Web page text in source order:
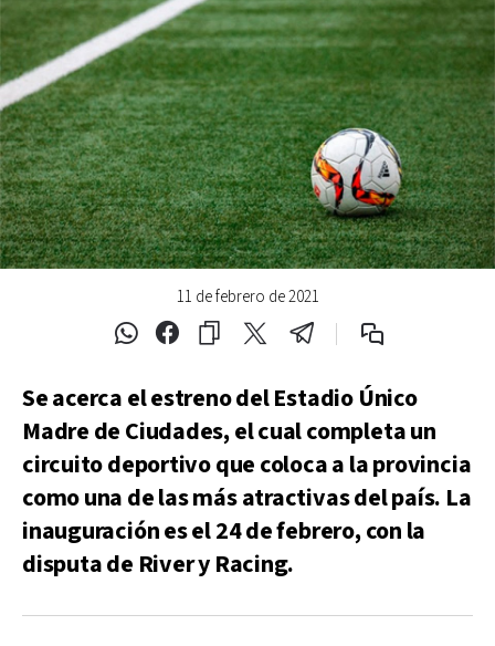
11 de febrero de 2021
Se acerca el estreno del Estadio Único
Madre de Ciudades, el cual completa un
circuito deportivo que coloca a la provincia
como una de las más atractivas del país. La
inauguración es el 24 de febrero, con la
disputa de River y Racing.